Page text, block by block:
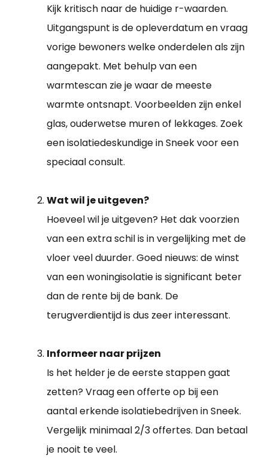
Kijk kritisch naar de huidige r-waarden.
Uitgangspunt is de opleverdatum en vraag
vorige bewoners welke onderdelen als zijn
aangepakt. Met behulp van een
warmtescan zie je waar de meeste
warmte ontsnapt. Voorbeelden zijn enkel
glas, ouderwetse muren of lekkages. Zoek
een isolatiedeskundige in Sneek voor een
speciaal consult.
Wat wil je uitgeven?
Hoeveel wil je uitgeven? Het dak voorzien
van een extra schil is in vergelijking met de
vloer veel duurder. Goed nieuws: de winst
van een woningisolatie is significant beter
dan de rente bij de bank. De
terugverdientijd is dus zeer interessant.
Informeer naar prijzen
Is het helder je de eerste stappen gaat
zetten? Vraag een offerte op bij een
aantal erkende isolatiebedrijven in Sneek.
Vergelijk minimaal 2/3 offertes. Dan betaal
je nooit te veel.